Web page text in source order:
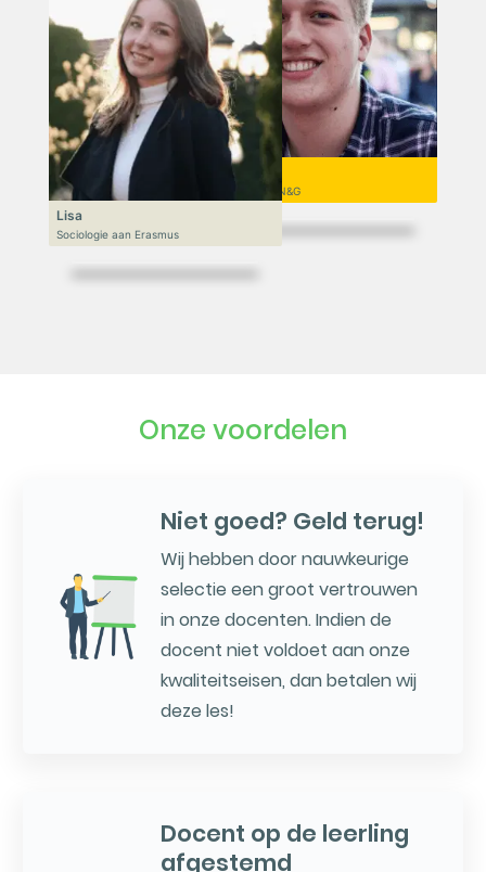
Niek
VWO 6, N&T/N&G
Lisa
Sociologie aan Erasmus
Onze voordelen
Niet goed? Geld terug!
Wij hebben door nauwkeurige
selectie een groot vertrouwen
in onze docenten. Indien de
docent niet voldoet aan onze
kwaliteitseisen, dan betalen wij
deze les!
Docent op de leerling
afgestemd